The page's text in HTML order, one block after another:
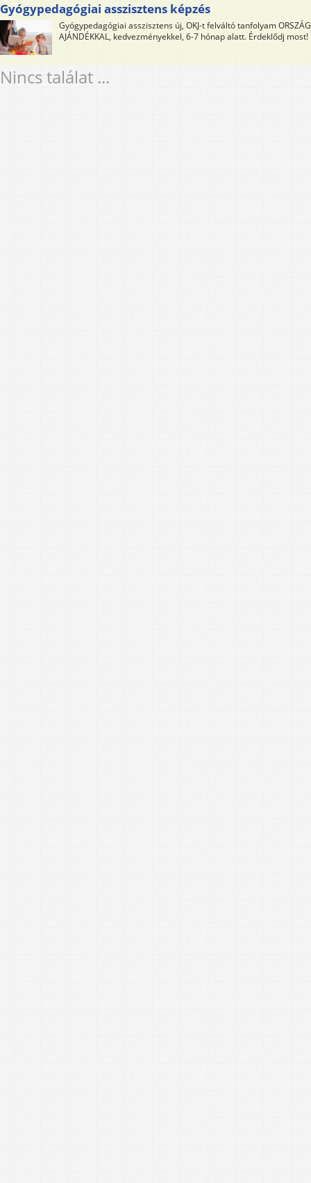
Gyógypedagógiai asszisztens képzés
Gyógypedagógiai asszisztens új, OKJ-t felváltó tanfolyam
AJÁNDÉKKAL, kedvezményekkel, 6-7 hónap alatt. Érdeklődj most!
Nincs találat ...